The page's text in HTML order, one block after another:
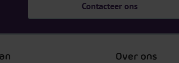
Contacteer ons
Over ons